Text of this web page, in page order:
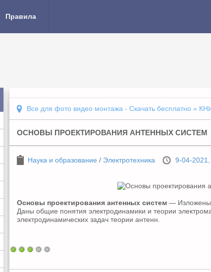
Правила
Все для фото видео монтажа - Скачать бесплатно »
ОСНОВЫ ПРОЕКТИРОВАНИЯ АНТЕННЫХ СИСТЕМ
Наука и образование / Электротехника 9-04-
Основы проектирования антенных систем — Изложены
Даны общие понятия электродинамики и теории
электродинамических задач теории антенн.